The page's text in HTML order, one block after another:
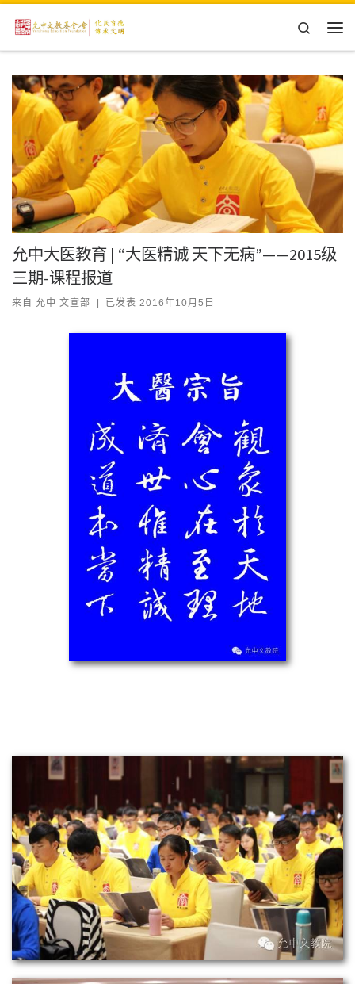
Skip to content
Search
允中大医教育 | “大医精诚 天下无病”——2015级
三期-课程报道
来自 允中 文宣部 | 已发表 2016年10月5日